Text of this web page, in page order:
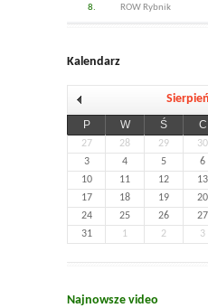
8. ROW Rybnik
Kalendarz
P W Ś C
27 28 29 30
3
4 5 6
10
11 12 13
17
18 19 20
24
25 26 27
31
1 2 3
Najnowsze video